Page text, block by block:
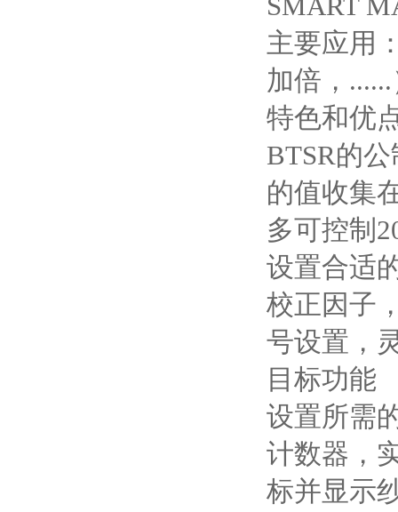
主要应用
加倍，
特色和优
BTSR的
的值收集
多可控制
设置合适
校正因子
号设置，
目标功能
设置所需
计数器，
标并显示